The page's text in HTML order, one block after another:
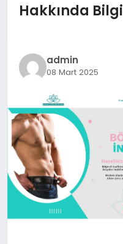
MAGAZIN
YAŞAM
DÜNYA
SAĞLIK
EĞITIM
Hakkında Bilgi
admin
08 Mart 2025